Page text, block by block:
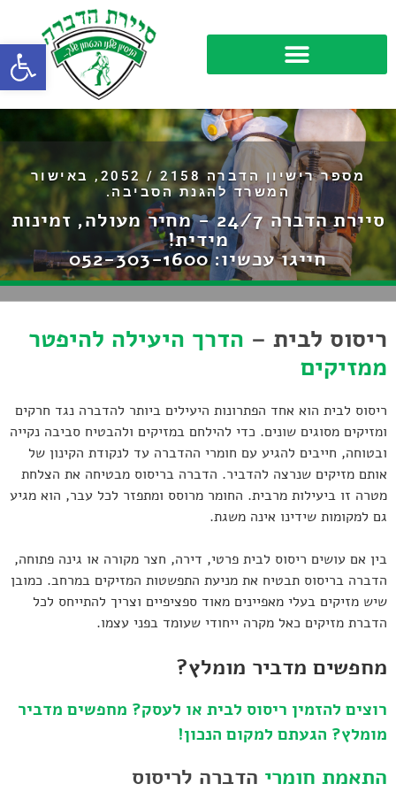
פתח
מספר רישיון הדברה 2158 / 2052, באישור
המשרד להגנת הסביבה.
סיירת הדברה 24/7 - מחיר מעולה, זמינות
מידית!
חייגו עכשיו:052-303-1600
ריסוס לבית – הדרך היעילה להיפטר
ממזיקים
ריסוס לבית הוא אחד הפתרונות היעילים ביותר להדברה נגד חרקים
ומזיקים מסוגים שונים. כדי להילחם במזיקים ולהבטיח סביבה נקייה
ובטוחה, חייבים להגיע עם חומרי ההדברה עד לנקודת הקינון של
אותם מזיקים שנרצה להדביר. הדברה בריסוס מבטיחה את הצלחת
מטרה זו ביעילות מרבית. החומר מרוסס ומתפזר לכל עבר, הוא מגיע
גם למקומות שידינו אינה משגת.
בין אם עושים ריסוס לבית פרטי, דירה, חצר מקורה או גינה פתוחה,
הדברה בריסוס תבטיח את מניעת התפשטות המזיקים במרחב. כמובן
שיש מזיקים בעלי מאפיינים מאוד ספציפיים וצריך להתייחס לכל
הדברת מזיקים כאל מקרה ייחודי שעומד בפני עצמו.
מחפשים מדביר מומלץ?
רוצים להזמין ריסוס לבית או לעסק? מחפשים מדביר
מומלץ? הגעתם למקום הנכון!
התאמת חומרי הדברה לריסוס